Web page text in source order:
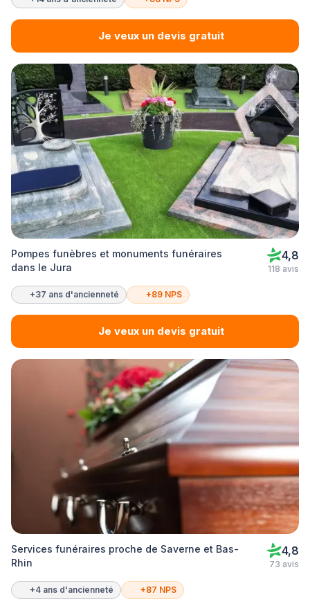
Je veux un devis gratuit
Pompes funèbres et monuments funéraires
dans le Jura
4,8
118 avis
+37 ans d'ancienneté +89 NPS
Je veux un devis gratuit
Services funéraires proche de Saverne et Bas-
Rhin
4,8
73 avis
+4 ans d'ancienneté +87 NPS